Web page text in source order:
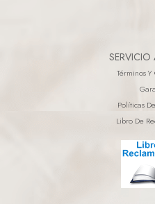
SERVICIO
Términos
Políticas
Libro De